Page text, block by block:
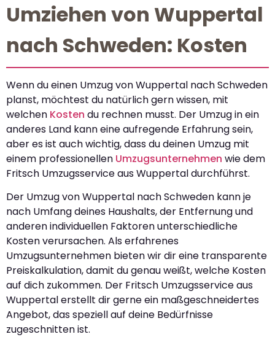
Umziehen von Wuppertal
nach Schweden: Kosten
Wenn du einen Umzug von Wuppertal nach Schweden
planst, möchtest du natürlich gern wissen, mit
welchen Kosten du rechnen musst. Der Umzug in ein
anderes Land kann eine aufregende Erfahrung sein,
aber es ist auch wichtig, dass du deinen Umzug mit
einem professionellen Umzugsunternehmen wie dem
Fritsch Umzugsservice aus Wuppertal durchführst.
Der Umzug von Wuppertal nach Schweden kann je
nach Umfang deines Haushalts, der Entfernung und
anderen individuellen Faktoren unterschiedliche
Kosten verursachen. Als erfahrenes
Umzugsunternehmen bieten wir dir eine transparente
Preiskalkulation, damit du genau weißt, welche Kosten
auf dich zukommen. Der Fritsch Umzugsservice aus
Wuppertal erstellt dir gerne ein maßgeschneidertes
Angebot, das speziell auf deine Bedürfnisse
zugeschnitten ist.